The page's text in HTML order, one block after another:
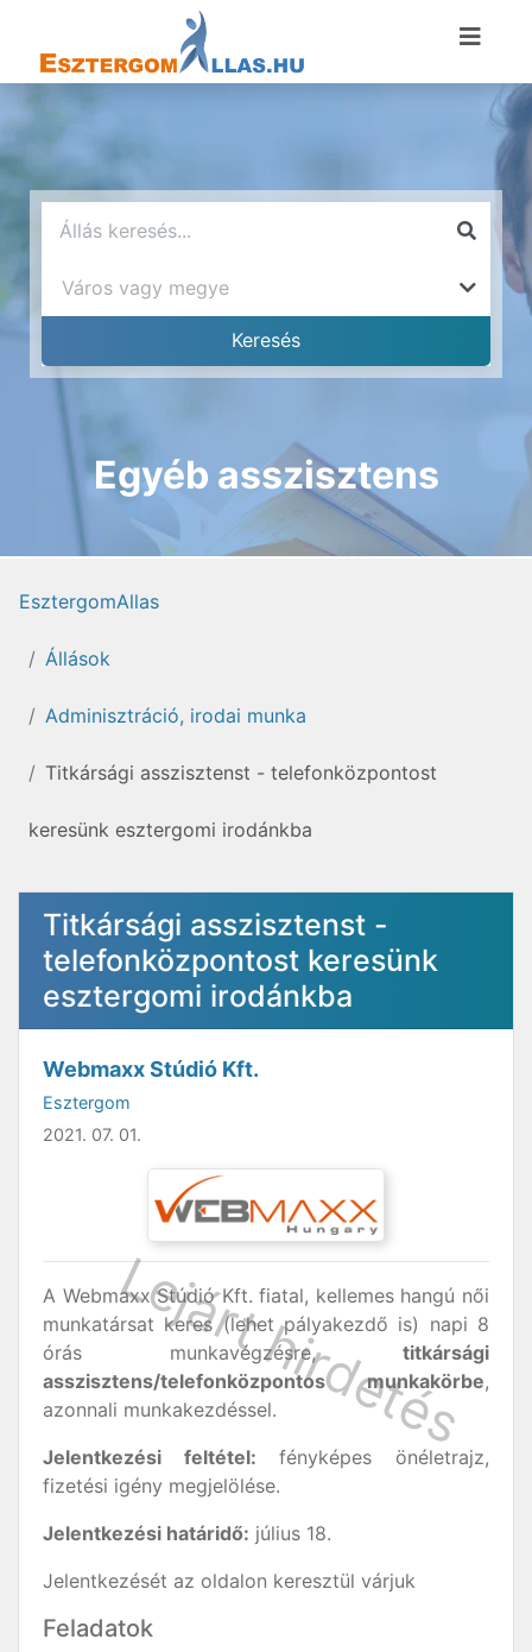
Egyéb asszisztens
EsztergomAllas
Állások
Adminisztráció, irodai munka
Titkársági asszisztenst - telefonközpontost
keresünk esztergomi irodánkba
Titkársági asszisztenst -
telefonközpontost keresünk
esztergomi irodánkba
Webmaxx Stúdió Kft.
Esztergom
2021. 07. 01.
A Webmaxx Stúdió Kft. fiatal, kellemes hangú női
munkatársat keres (lehet pályakezdő is) napi 8
órás munkavégzésre, titkársági
asszisztens/telefonközpontos munkakörbe,
azonnali munkakezdéssel.
Jelentkezési feltétel: fényképes önéletrajz,
fizetési igény megjelölése.
Jelentkezési határidő: július 18.
Jelentkezését az oldalon keresztül várjuk
Feladatok